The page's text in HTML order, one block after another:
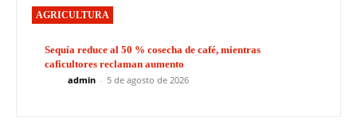
AGRICULTURA
Sequía reduce al 50 % cosecha de café, mientras
caficultores reclaman aumento
admin - 5 de agosto de 2026